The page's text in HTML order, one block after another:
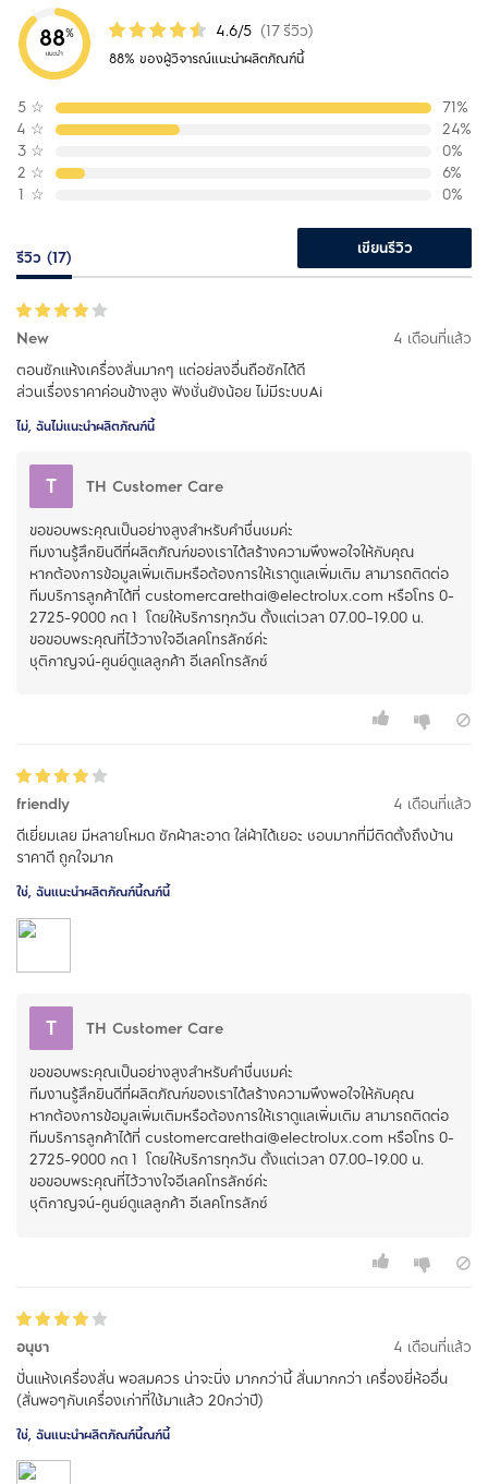
88%
แนะนำ
4.6/5 (17 รีวิว)
88% ของผู้วิจารณ์แนะนำผลิตภัณฑ์นี้
5 ☆
71%
4 ☆
24%
3 ☆
0%
2 ☆
6%
1 ☆ 0%
รีวิว (17) เขียนรีวิว
New
4 เดือนที่แล้ว
ตอนซักแห้งเครื่องสั่นมากๆ แต่อย่สงอื่นถือซักได้ดี
ส่วนเรื่องราคาค่อนข้างสูง ฟังชั่นยังน้อย ไม่มีระบบAi
ไม่, ฉันไม่แนะนำผลิตภัณฑ์นี้
T
TH Customer Care
ขอขอบพระคุณเป็นอย่างสูงสำหรับคำชื่นชมค่ะ
ทีมงานรู้สึกยินดีที่ผลิตภัณฑ์ของเราได้สร้างความพึงพอใจให้กับคุณ
หากต้องการข้อมูลเพิ่มเติมหรือต้องการให้เราดูแลเพิ่มเติม สามารถติดต่อ
ทีมบริการลูกค้าได้ที่ customercarethai@electrolux.com หรือโทร 0-
2725-9000 กด 1 โดยให้บริการทุกวัน ตั้งแต่เวลา 07.00–19.00 น.
ขอขอบพระคุณที่ไว้วางใจอีเลคโทรลักซ์ค่ะ
ชุติกาญจน์-ศูนย์ดูแลลูกค้า อีเลคโทรลักซ์
friendly
4 เดือนที่แล้ว
ดีเยี่ยมเลย มีหลายโหมด ซักผ้าสะอาด ใส่ผ้าได้เยอะ ชอบมากที่มีติดตั้งถึงบ้าน
ราคาดี ถูกใจมาก
ใช่, ฉันแนะนำผลิตภัณฑ์นี้ณฑ์นี้
T
TH Customer Care
ขอขอบพระคุณเป็นอย่างสูงสำหรับคำชื่นชมค่ะ
ทีมงานรู้สึกยินดีที่ผลิตภัณฑ์ของเราได้สร้างความพึงพอใจให้กับคุณ
หากต้องการข้อมูลเพิ่มเติมหรือต้องการให้เราดูแลเพิ่มเติม สามารถติดต่อ
ทีมบริการลูกค้าได้ที่ customercarethai@electrolux.com หรือโทร 0-
2725-9000 กด 1 โดยให้บริการทุกวัน ตั้งแต่เวลา 07.00–19.00 น.
ขอขอบพระคุณที่ไว้วางใจอีเลคโทรลักซ์ค่ะ
ชุติกาญจน์-ศูนย์ดูแลลูกค้า อีเลคโทรลักซ์
อนุชา
4 เดือนที่แล้ว
ปั่นแห้งเครื่องสั่น พอสมควร น่าจะนิ่ง มากกว่านี้ สั่นมากกว่า เครื่องยี่ห้ออื่น
(สั่นพอๆกับเครื่องเก่าที่ใช้มาแล้ว 20กว่าปี)
ใช่, ฉันแนะนำผลิตภัณฑ์นี้ณฑ์นี้